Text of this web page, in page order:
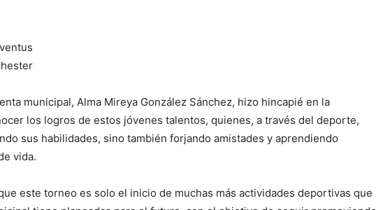
municipal, Alma Mireya González Sánchez, hizo hincapié en la
los logros de estos jóvenes talentos, quienes, a través del deporte,
sus habilidades, sino también forjando amistades y aprendiendo
vida.
este torneo es solo el inicio de muchas más actividades deportivas que